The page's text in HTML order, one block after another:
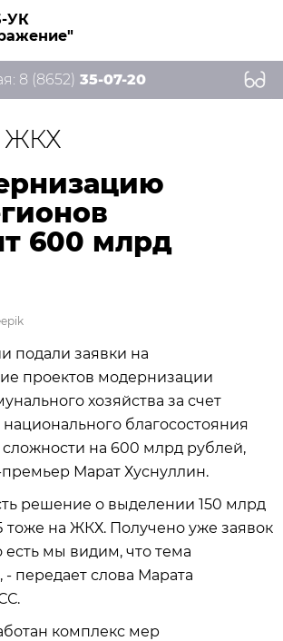
УК
8 (8652) 35-07-20
ЖКХ
600 млрд
подали заявки на
проектов модернизации
хозяйства за счет
благосостояния
на 600 млрд рублей,
Марат Хуснуллин.
решение о выделении 150 млрд
на ЖКХ. Получено уже заявок
есть мы видим, что тема
- передает слова Марата
комплекс мер